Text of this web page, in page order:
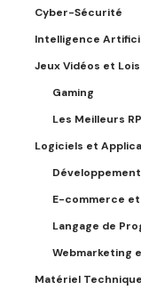
Cyber-Sécurité
Intelligence
Jeux Vidéos et
Gaming
Les Meilleurs
Logiciels et
E-commerce
Langage de
Webmarketing
Matériel Technique